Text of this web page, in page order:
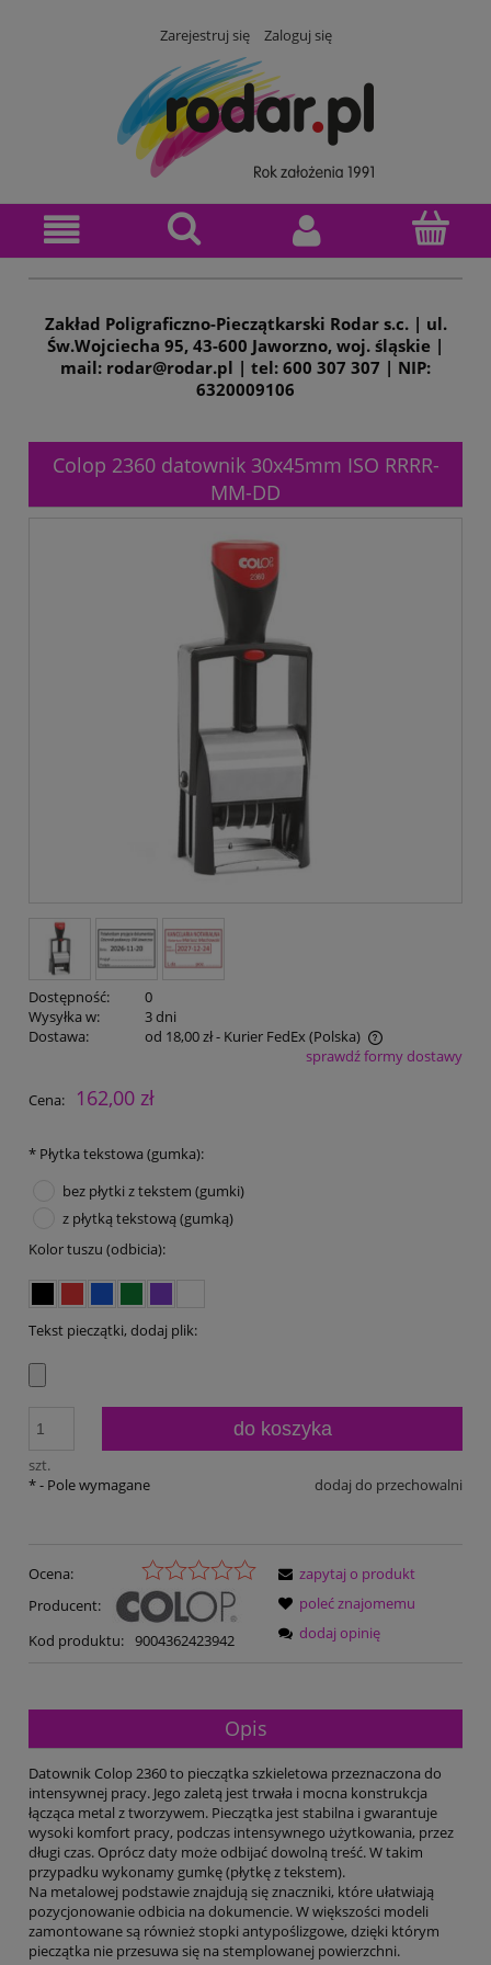
Zarejestruj się Zaloguj się
Zakład Poligraficzno-Pieczątkarski Rodar s.c. | ul.
Św.Wojciecha 95, 43-600 Jaworzno, woj. śląskie |
mail: rodar@rodar.pl | tel: 600 307 307 | NIP:
6320009106
Colop 2360 datownik 30x45mm ISO RRRR-
MM-DD
Dostępność:
0
Wysyłka w:
3 dni
Dostawa:
od 18,00 zł- Kurier FedEx(Polska)
Cena nie zawiera ewentualnych kosztów płatnościsprawdź formy dostawy
Cena: 162,00 zł
* Płytka tekstowa (gumka):
bez płytki z tekstem (gumki)
z płytką tekstową (gumką)
Kolor tuszu (odbicia):
Tekst pieczątki, dodaj plik:
szt.
do koszyka
dodaj do przechowalni
*- Pole wymagane
Ocena:
Producent:
Kod produktu: 9004362423942
zapytaj o produkt
poleć znajomemu
dodaj opinię
Opis
Datownik Colop 2360 to pieczątka szkieletowa przeznaczona do
intensywnej pracy. Jego zaletą jest trwała i mocna konstrukcja
łącząca metal z tworzywem. Pieczątka jest stabilna i gwarantuje
wysoki komfort pracy, podczas intensywnego użytkowania, przez
długi czas. Oprócz daty może odbijać dowolną treść. W takim
przypadku wykonamy gumkę (płytkę z tekstem).
Na metalowej podstawie znajdują się znaczniki, które ułatwiają
pozycjonowanie odbicia na dokumencie. W większości modeli
zamontowane są również stopki antypoślizgowe, dzięki którym
pieczątka nie przesuwa się na stemplowanej powierzchni.